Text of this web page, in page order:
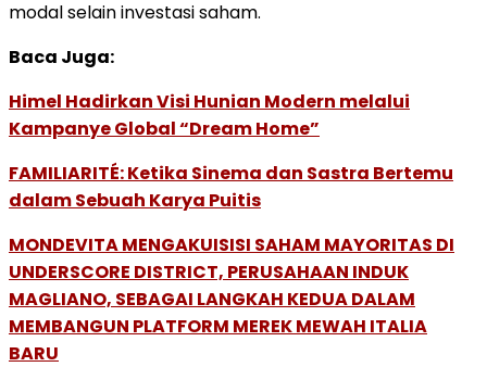
modal selain investasi saham.
Baca Juga:
Himel Hadirkan Visi Hunian Modern melalui
Kampanye Global “Dream Home”
FAMILIARITÉ: Ketika Sinema dan Sastra Bertemu
dalam Sebuah Karya Puitis
MONDEVITA MENGAKUISISI SAHAM MAYORITAS DI
UNDERSCORE DISTRICT, PERUSAHAAN INDUK
MAGLIANO, SEBAGAI LANGKAH KEDUA DALAM
MEMBANGUN PLATFORM MEREK MEWAH ITALIA
BARU